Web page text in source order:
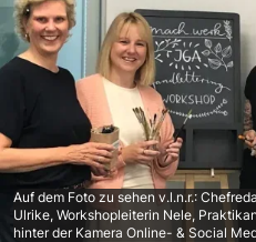
Auf dem Foto zu sehen v.l.n.r.:
Ulrike, Workshopleiterin Nele,
hinter der Kamera Online- & Social